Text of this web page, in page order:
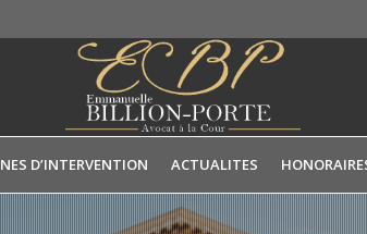
D’INTERVENTION ACTUALITES